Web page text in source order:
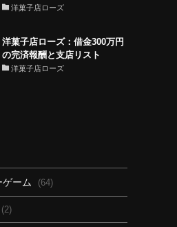
洋菓子店ローズ
洋菓子店ローズ：借金300万円
の完済報酬と支店リスト
洋菓子店ローズ
ーム (64)
(2)